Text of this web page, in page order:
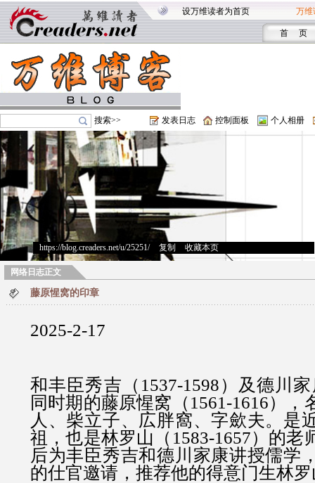
设万维读者为首页 万维
首 页
搜索>> 发表日志 控制面板 个人相册
https://blog.creaders.net/u/25251/> 复制 收藏本页
网络日志正文
藤原惺窝的印章
2025-2-17
和丰臣秀吉（1537-1598）及德川
同时期的藤原惺窝（1561-1616），
人、柴立子、広胖窩、字歛夫。是
祖，也是林罗山（1583-1657）的老
后为丰臣秀吉和德川家康讲授儒学
的仕官邀请，推荐他的得意门生林